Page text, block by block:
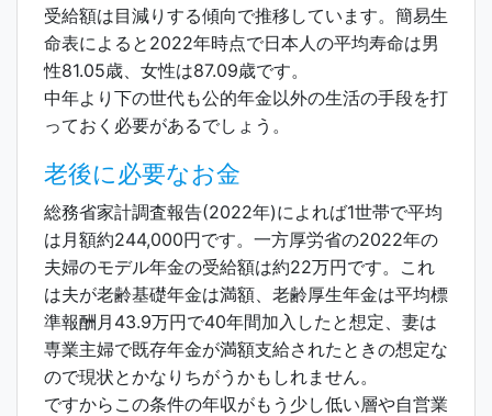
受給額は目減りする傾向で推移しています。簡易生
命表によると2022年時点で日本人の平均寿命は男
性81.05歳、女性は87.09歳です。
中年より下の世代も公的年金以外の生活の手段を打
っておく必要があるでしょう。
老後に必要なお金
総務省家計調査報告(2022年)によれば1世帯で平均
は月額約244,000円です。一方厚労省の2022年の
夫婦のモデル年金の受給額は約22万円です。これ
は夫が老齢基礎年金は満額、老齢厚生年金は平均標
準報酬月43.9万円で40年間加入したと想定、妻は
専業主婦で既存年金が満額支給されたときの想定な
ので現状とかなりちがうかもしれません。
ですからこの条件の年収がもう少し低い層や自営業